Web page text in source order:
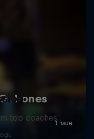
top coaches